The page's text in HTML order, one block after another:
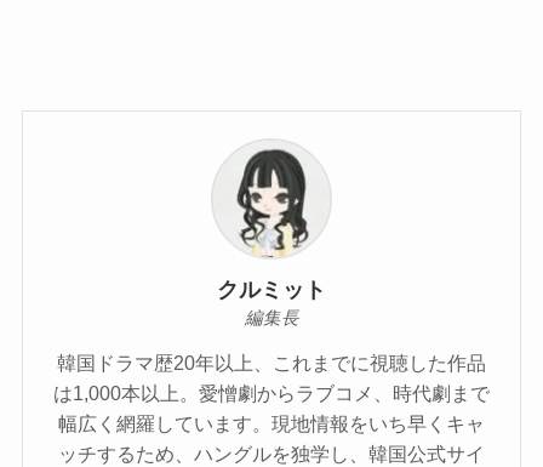
クルミット
編集長
韓国ドラマ歴20年以上、これまでに視聴した作品
は1,000本以上。愛憎劇からラブコメ、時代劇まで
幅広く網羅しています。現地情報をいち早くキャ
ッチするため、ハングルを独学し、韓国公式サイ